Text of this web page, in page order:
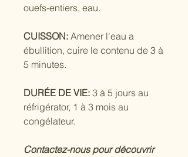
ouefs-entiers, eau.
CUISSON: Amener l'eau a
ébullition, cuire le contenu de 3 à
5 minutes.
DURÉE DE VIE: 3 à 5 jours au
réfrigérator, 1 à 3 mois au
congélateur.
Contactez-nous pour découvrir